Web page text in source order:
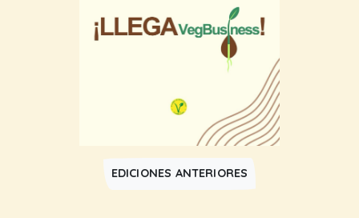
EDICIONES ANTERIORES